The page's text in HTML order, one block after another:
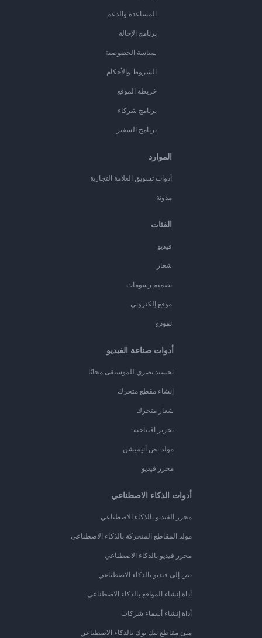
المساعدة والدعم
برنامج الإحالة
سياسة الخصوصية
الشروط والأحكام
خريطة الموقع
برنامج شركاء
برنامج السفير
الموارد
أدوات تسويق العلامة التجارية
مدونة
الفئات
فيديو
شعار
تصميم رسومات
موقع إلكتروني
نموذج
أدوات صناعة الفيديو
تجسيد بصري للموسيقى مجانًا
إنشاء مقطع متحرك
شعار متحرك
تحرير افتتاحية
مولد نص أنيميشن
محرر فيديو
أدوات الذكاء الاصطناعي
محرر الفيديو بالذكاء الاصطناعي
مولد المقاطع المتحركة بالذكاء الاصطناعي
محرر فيديو بالذكاء الاصطناعي
نص إلى فيديو بالذكاء الاصطناعي
أداة إنشاء المواقع بالذكاء الاصطناعي
أداة إنشاء أسماء شركات
منئ مقاطع تيك توك بالذكاء الاصطناعي